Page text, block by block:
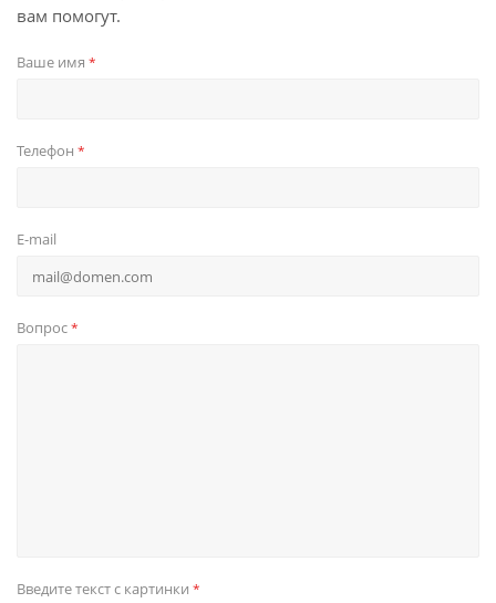
вам помогут.
Ваше имя *
Телефон *
E-mail
Вопрос*
Введите текст с картинки *